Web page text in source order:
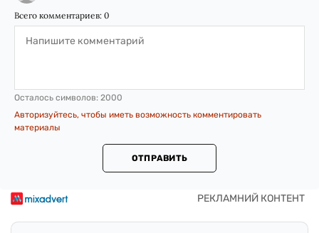
Всего комментариев: 0
Осталось символов: 2000
Авторизуйтесь, чтобы иметь возможность комментировать
материалы
ОТПРАВИТЬ